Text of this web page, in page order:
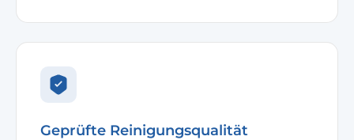
Geprüfte Reinigungsqualität